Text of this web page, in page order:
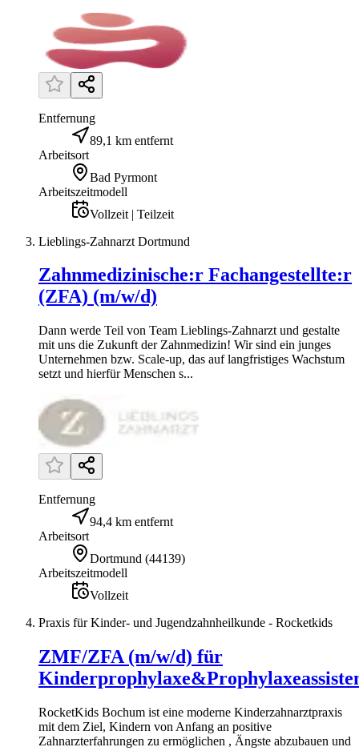
Entfernung
89,1 km entfernt
Arbeitsort
Bad Pyrmont
Arbeitszeitmodell
Vollzeit | Teilzeit
Lieblings-Zahnarzt Dortmund
Zahnmedizinische:r Fachangestellte:r
(ZFA) (m/w/d)
Dann werde Teil von Team Lieblings-Zahnarzt und gestalte
mit uns die Zukunft der Zahnmedizin! Wir sind ein junges
Unternehmen bzw. Scale-up, das auf langfristiges Wachstum
setzt und hierfür Menschen s...
Entfernung
94,4 km entfernt
Arbeitsort
Dortmund (44139)
Arbeitszeitmodell
Vollzeit
Praxis für Kinder- und Jugendzahnheilkunde - Rocketkids
ZMF/ZFA (m/w/d) für
RocketKids Bochum ist eine moderne Kinderzahnarztpraxis
mit dem Ziel, Kindern von Anfang an positive
Zahnarzterfahrungen zu ermöglichen , Ängste abzubauen und